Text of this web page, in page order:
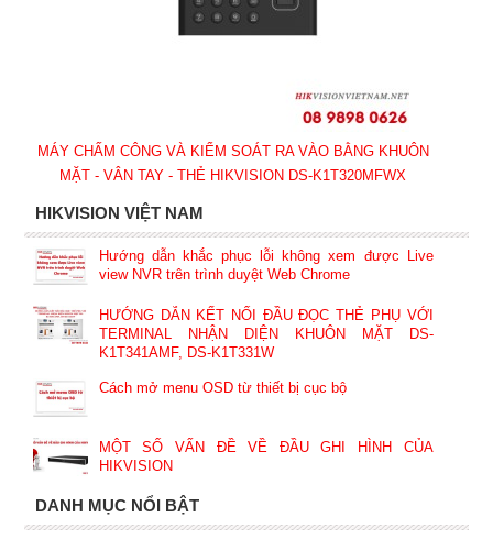
MÁY CHẤM CÔNG VÀ KIỂM SOÁT RA VÀO BẰNG KHUÔN
MẶT - VÂN TAY - THẺ HIKVISION DS-K1T320MFWX
HIKVISION VIỆT NAM
Hướng dẫn khắc phục lỗi không xem được Live
view NVR trên trình duyệt Web Chrome
HƯỚNG DẪN KẾT NỐI ĐẦU ĐỌC THẺ PHỤ VỚI
TERMINAL NHẬN DIỆN KHUÔN MẶT DS-
K1T341AMF, DS-K1T331W
Cách mở menu OSD từ thiết bị cục bộ
MỘT SỐ VẤN ĐỀ VỀ ĐẦU GHI HÌNH CỦA
HIKVISION
DANH MỤC NỔI BẬT